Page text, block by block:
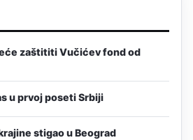
zaštititi Vučićev fond od
u prvoj poseti Srbiji
stigao u Beograd